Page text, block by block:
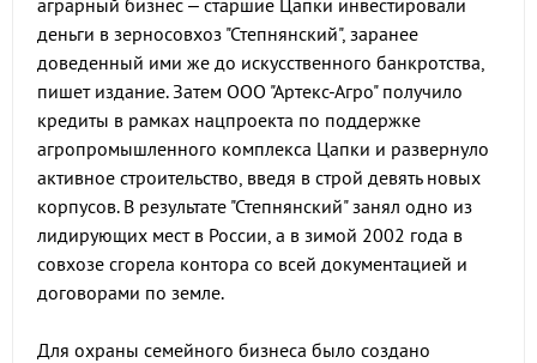
аграрный бизнес – старшие Цапки инвестировали
деньги в зерносовхоз "Степнянский", заранее
доведенный ими же до искусственного банкротства,
пишет издание. Затем ООО "Артекс-Агро" получило
кредиты в рамках нацпроекта по поддержке
агропромышленного комплекса Цапки и развернуло
активное строительство, введя в строй девять новых
корпусов. В результате "Степнянский" занял одно из
лидирующих мест в России, а в зимой 2002 года в
совхозе сгорела контора со всей документацией и
договорами по земле.
Для охраны семейного бизнеса было создано